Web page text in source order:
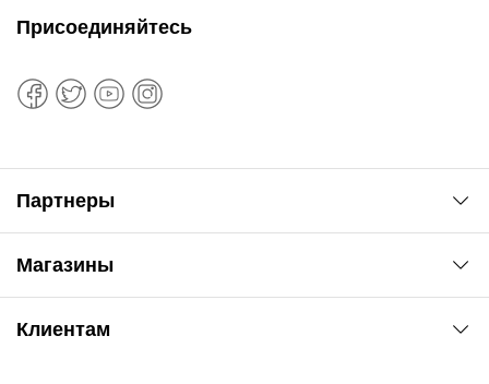
Магазины
ул. Рабочая, 2-а
Клиентам
Присоединяйтесь
Партнеры